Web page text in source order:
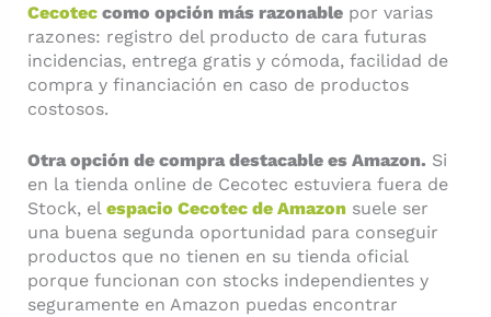
Cecoteccomo opción más razonablepor varias
razones: registro del producto de cara futuras
incidencias, entrega gratis y cómoda, facilidad de
compra y financiación en caso de productos
costosos.
Otra opción de compra destacable es Amazon. Si
en la tienda online de Cecotec estuviera fuera de
Stock, el espacio Cecotec de Amazonsuele ser
una buena segunda oportunidad para conseguir
productos que no tienen en su tienda oficial
porque funcionan con stocks independientes y
seguramente en Amazon puedas encontrar